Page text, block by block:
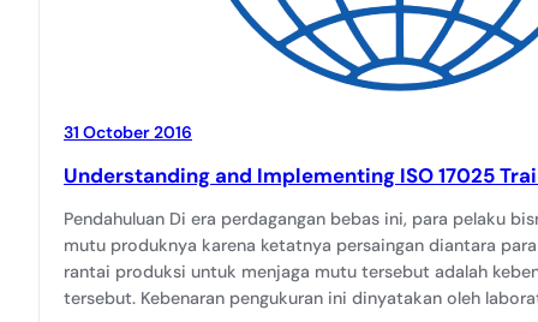
31 October 2016
Understanding and Implementing ISO 17025
Pendahuluan Di era perdagangan bebas ini, para pelaku
mutu produknya karena ketatnya persaingan diantara
rantai produksi untuk menjaga mutu tersebut adalah
tersebut. Kebenaran pengukuran ini dinyatakan oleh